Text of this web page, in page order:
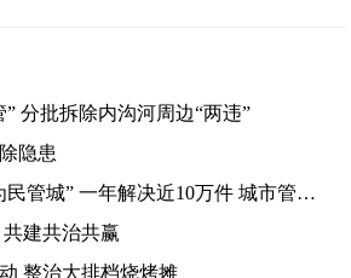
分批拆除内沟河周边“两违”
隐患
晋江智慧城管突显“为民管城” 一年解决近10万件 城市管理问题
建共治共赢
整治大排档烧烤摊